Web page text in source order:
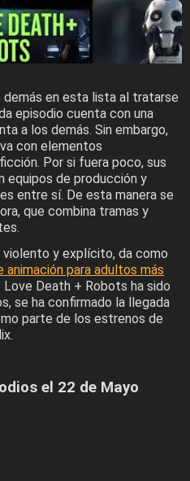
demás en esta lista al tratarse
episodio cuenta con una
a los demás. Sin embargo,
con elementos
Por si fuera poco, sus
equipos de producción y
entre sí. De esta manera se
que combina tramas y
y explícito, da como
animación para adultos más
Love Death + Robots ha sido
se ha confirmado la llegada
parte de los estrenos de
el 22 de Mayo